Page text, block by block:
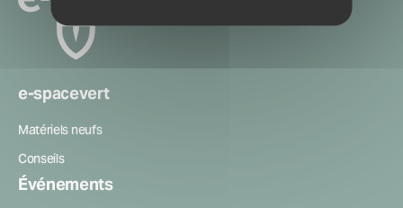
e-spacevert
Matériels neufs
Conseils
Événements